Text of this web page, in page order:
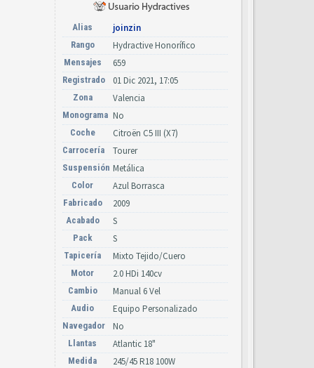
Alias joinzin
Rango Hydractive Honorífico
Mensajes 659
Registrado 01 Dic 2021, 17:05
Zona Valencia
Monograma No
Coche Citroën C5 III (X7)
Carrocería Tourer
Suspensión Metálica
Color Azul Borrasca
Fabricado 2009
Acabado S
Pack S
Tapicería Mixto Tejido/Cuero
Motor 2.0 HDi 140cv
Cambio Manual 6 Vel
Audio Equipo Personalizado
Navegador No
Llantas Atlantic 18"
Medida 245/45 R18 100W